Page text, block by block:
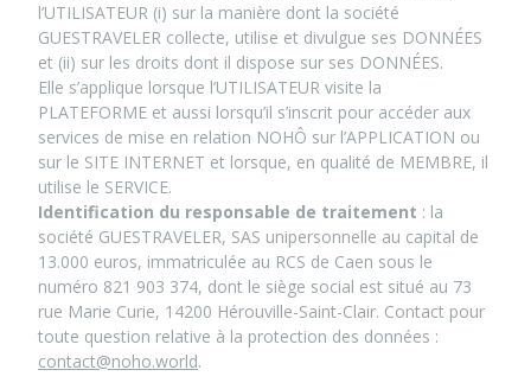
l’UTILISATEUR (i) sur la manière dont la société
GUESTRAVELER collecte, utilise et divulgue ses DONNÉES
et (ii) sur les droits dont il dispose sur ses DONNÉES.
Elle s’applique lorsque l’UTILISATEUR visite la
PLATEFORME et aussi lorsqu’il s’inscrit pour accéder aux
services de mise en relation NOHÔ sur l’APPLICATION ou
sur le SITE INTERNET et lorsque, en qualité de MEMBRE, il
utilise le SERVICE.
Identification du responsable de traitement : la
société GUESTRAVELER, SAS unipersonnelle au capital de
13.000 euros, immatriculée au RCS de Caen sous le
numéro 821 903 374, dont le siège social est situé au 73
rue Marie Curie, 14200 Hérouville-Saint-Clair. Contact pour
toute question relative à la protection des données :
contact@noho.world.